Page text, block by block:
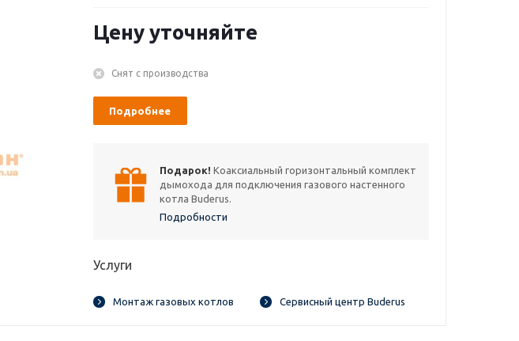
Цену уточняйте
Снят с производства
Подробнее
Подарок! Коаксиальный горизонтальный комплект
дымохода для подключения газового настенного
котла Buderus.
Подробности
Услуги
Монтаж газовых котлов Сервисный центр Buderus